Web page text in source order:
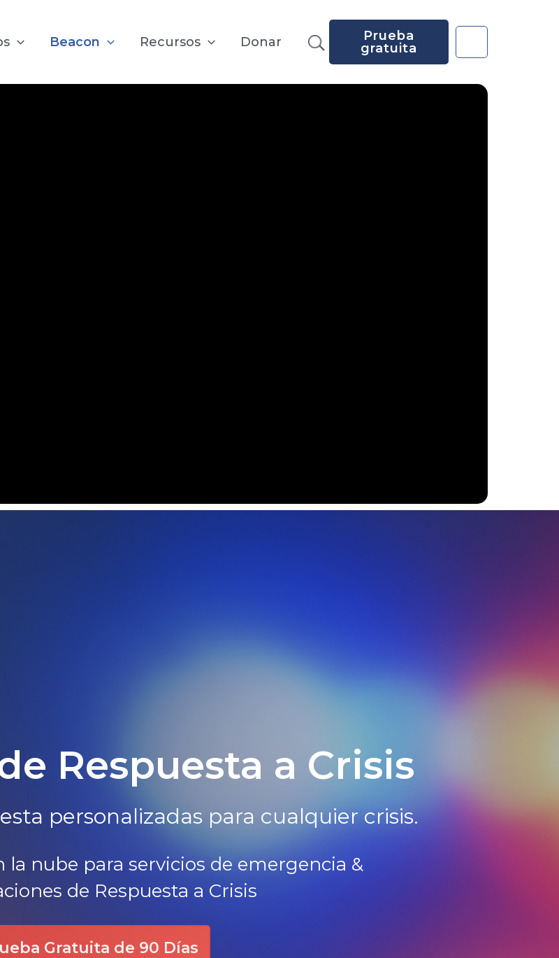
Beacon Recursos Donar
Prueba
gratuita
Respuesta a Crisis
personalizadas para cualquier crisis.
la nube para servicios de emergencia &
de Respuesta a Crisis
Gratuita de 90 Días